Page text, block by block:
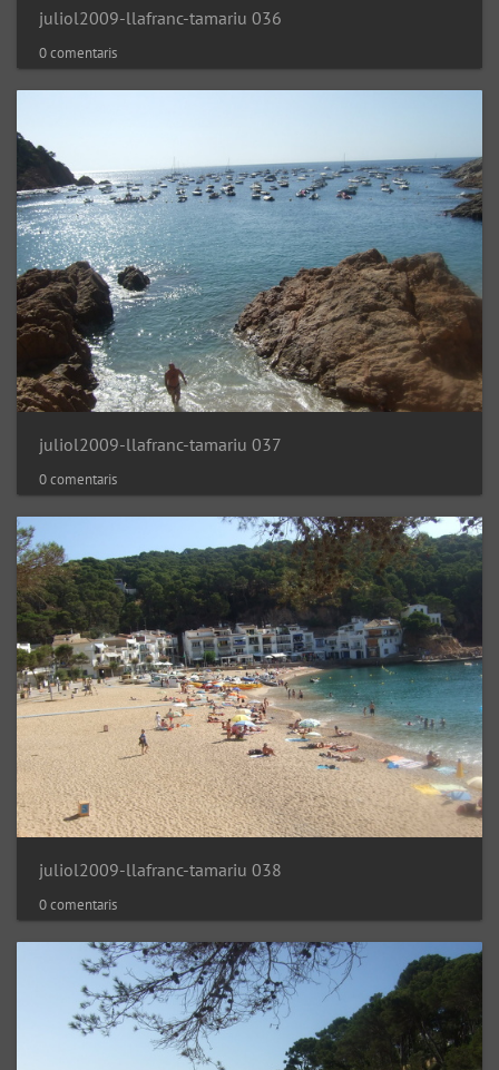
juliol2009-llafranc-tamariu 036
0 comentaris
juliol2009-llafranc-tamariu 037
0 comentaris
juliol2009-llafranc-tamariu 038
0 comentaris